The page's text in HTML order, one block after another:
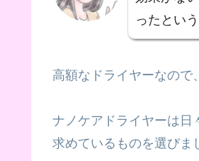
ったとい
高額なドライヤーなので
ナノケアドライヤーは日
求めているものを選びま